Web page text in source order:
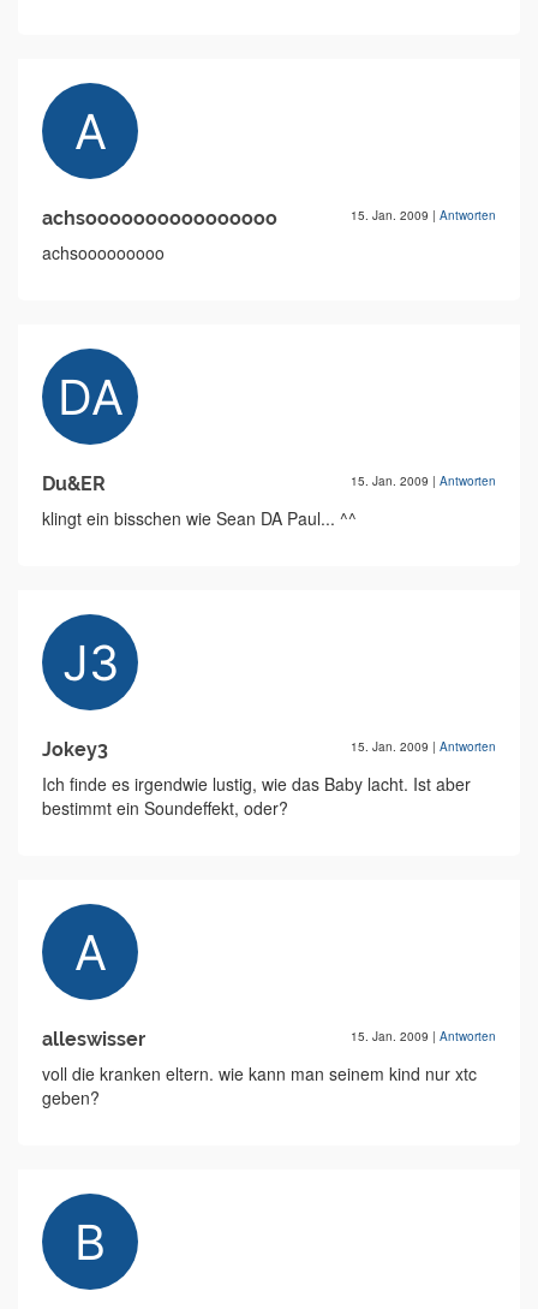
achsoooooooooooooooo 15. Jan. 2009 | Antworten
achsooooooooo
Du&ER 15. Jan. 2009 | Antworten
klingt ein bisschen wie Sean DA Paul... ^^
Jokey3 15. Jan. 2009 | Antworten
Ich finde es irgendwie lustig, wie das Baby lacht. Ist aber
bestimmt ein Soundeffekt, oder?
alleswisser 15. Jan. 2009 | Antworten
voll die kranken eltern. wie kann man seinem kind nur xtc
geben?